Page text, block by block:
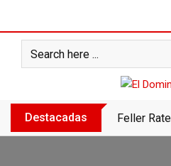
content
Destacadas Feller